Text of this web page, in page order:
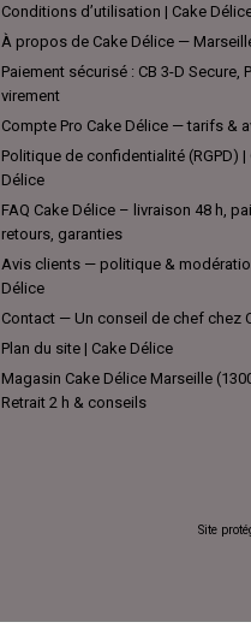
Conditions d’utilisation | Cake
À propos de Cake Délice —
Paiement sécurisé : CB 3-D Secure,
virement
Compte Pro Cake Délice — tarifs &
Politique de confidentialité (RGPD) |
Délice
FAQ Cake Délice – livraison 48 h,
retours, garanties
Avis clients — politique &
Délice
Contact — Un conseil de chef chez
Plan du site | Cake Délice
Magasin Cake Délice Marseille
Retrait 2 h & conseils
Site